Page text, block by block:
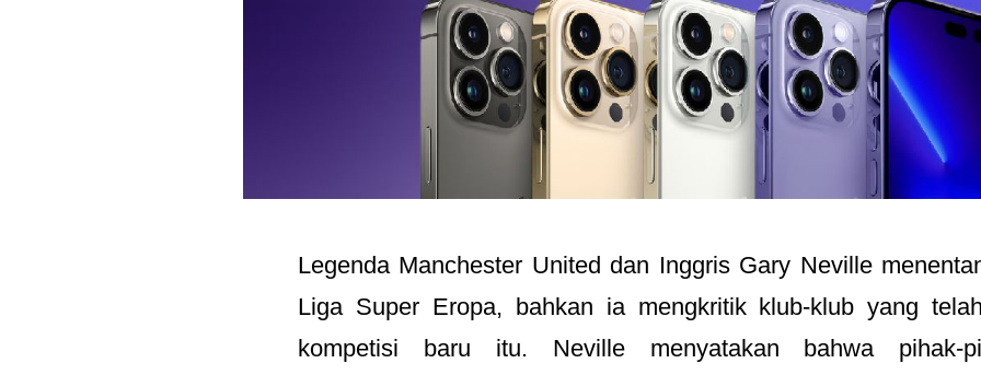
Legenda Manchester United dan Inggris Gary Neville
Liga Super Eropa, bahkan ia mengkritik klub-klub yang
kompetisi baru itu. Neville menyatakan bahwa pihak-